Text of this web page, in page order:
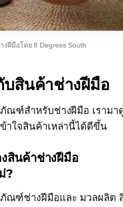
งฝีมือโดย 8 Degrees South
บสินค้าช่างฝีมือ
ณฑ์สำหรับช่างฝีมือ เรามา
าใจสินค้าเหล่านี้ได้ดีขึ้น
สินค้าช่างฝีมือ
?
ณฑ์ช่างฝีมือและ มวลผลิต